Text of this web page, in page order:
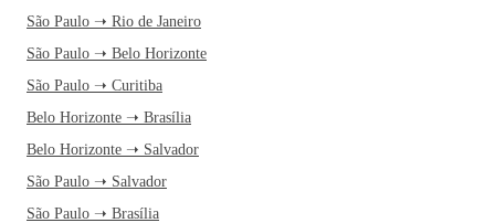
São Paulo ➝ Rio de Janeiro
São Paulo ➝ Belo Horizonte
São Paulo ➝ Curitiba
Belo Horizonte ➝ Brasília
Belo Horizonte ➝ Salvador
São Paulo ➝ Salvador
São Paulo ➝ Brasília